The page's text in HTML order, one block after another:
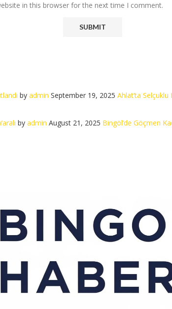
in this browser for the next time I comment.
by admin September 19, 2025 Ahlat’ta Selçuklu
by admin August 21, 2025 Bingöl’de Göçmen